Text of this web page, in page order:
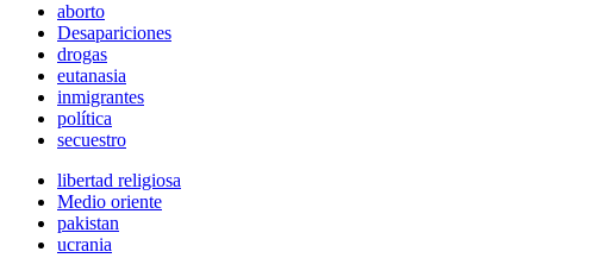
aborto
Desapariciones
drogas
eutanasia
inmigrantes
política
secuestro
libertad religiosa
Medio oriente
pakistan
ucrania